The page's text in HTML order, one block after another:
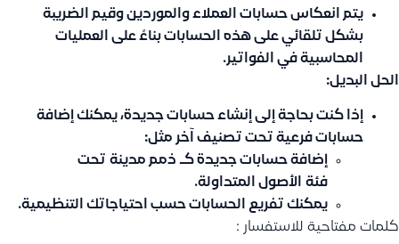
يتم انعكاس حسابات العملاء والموردين وقيم الضريبة
بشكل تلقائي على هذه الحسابات بناءً على العمليات
المحاسبية في الفواتير.
الحل البديل:
إذا كنت بحاجة إلى إنشاء حسابات جديدة، يمكنك إضافة
حسابات فرعية تحت تصنيف آخر مثل:
إضافة حسابات جديدة كـ ذمم مدينة تحت
فئة الأصول المتداولة.
يمكنك تفريع الحسابات حسب احتياجاتك التنظيمية.
كلمات مفتاحية للاستفسار :